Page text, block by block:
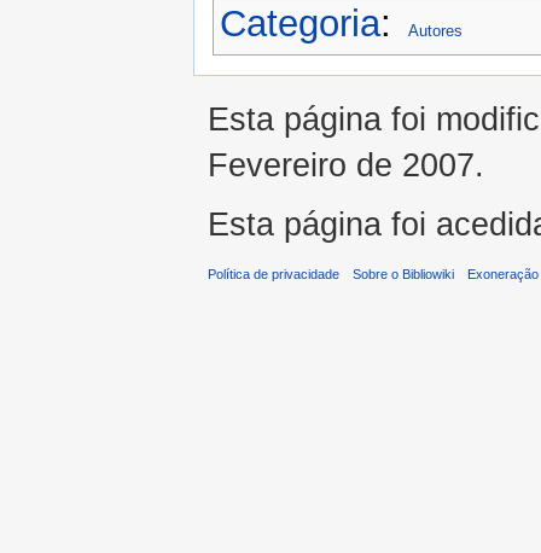
Categoria: Autores
Esta página foi
Fevereiro de 2007.
Esta página foi
Política de privacidade Sobre o Bibliowiki